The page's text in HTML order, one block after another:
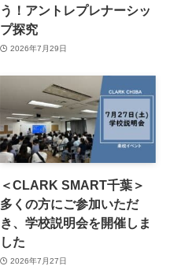
う！アントレプレナーシッ
プ探究
2026年7月29日
＜CLARK SMART千葉＞
多くの方にご参加いただ
き、学校説明会を開催しま
した
2026年7月27日